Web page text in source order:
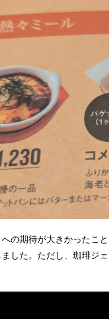
への期待が大きかったこ
した。ただし、珈琲ジ